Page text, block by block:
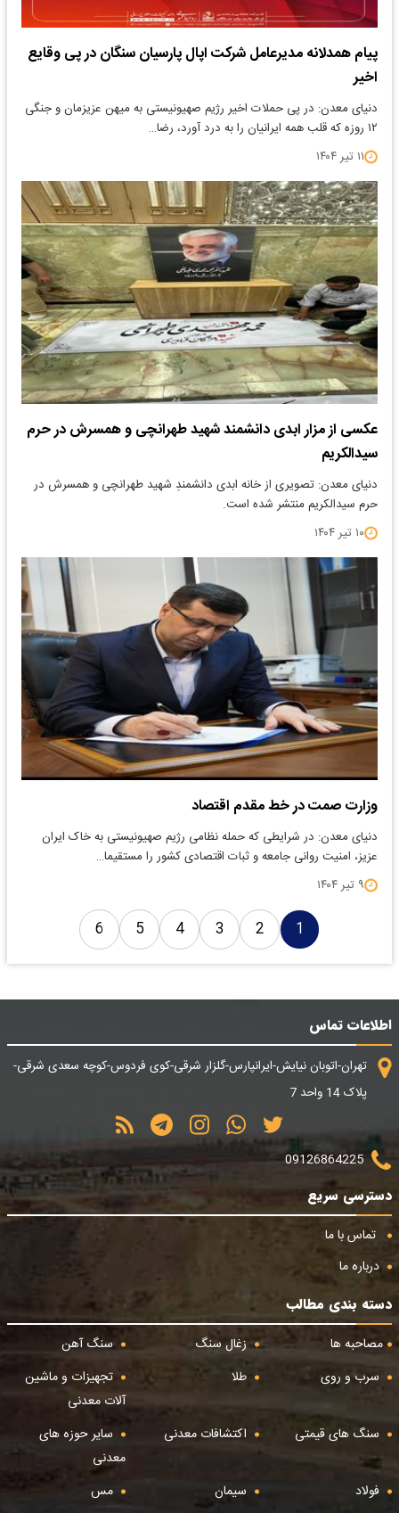
پیام همدلانه مدیرعامل شرکت اپال پارسیان سنگان در پی وقایع
اخیر
دنیای معدن: در پی حملات اخیر رژیم صهیونیستی به میهن عزیزمان و جنگی
۱۲ روزه که قلب همه ایرانیان را به درد آورد، رضا…
۱۱ تیر ۱۴۰۴
عکسی از مزار ابدی دانشمند شهید طهرانچی و همسرش در حرم
سیدالکریم
دنیای معدن: تصویری از خانه ابدی دانشمندِ شهید طهرانچی و همسرش در
حرم سیدالکریم منتشر شده است.
۱۰ تیر ۱۴۰۴
وزارت صمت در خط مقدم اقتصاد
دنیای معدن: در شرایطی که حمله نظامی رژیم صهیونیستی به خاک ایران
عزیز، امنیت روانی جامعه و ثبات اقتصادی کشور را مستقیما…
۹ تیر ۱۴۰۴
1
2
3
4
5
6
اطلاعات تماس
تهران-اتوبان نیایش-ایرانپارس-گلزار شرقی-کوی فردوس-کوچه سعدی شرقی-
پلاک 14 واحد 7
09126864225
دسترسی سریع
تماس با ما
درباره ما
دسته بندی مطالب
مصاحبه ها
زغال سنگ
سنگ آهن
سرب و روی
طلا
تجهیزات و ماشین
آلات معدنی
سنگ های قیمتی
اکتشافات معدنی
سایر حوزه های
معدنی
فولاد
سیمان مس